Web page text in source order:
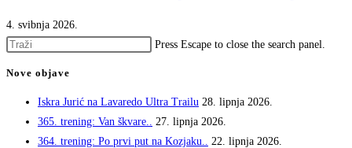
4. svibnja 2026.
Press Escape to close the search panel.
Nove objave
Iskra Jurić na Lavaredo Ultra Trailu 28. lipnja 2026.
365. trening: Van škvare..
27. lipnja 2026.
364. trening: Po prvi put na Kozjaku..
22. lipnja 2026.